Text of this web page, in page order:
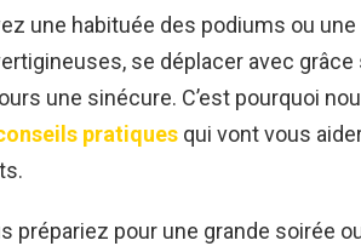
une habituée des podiums ou
se déplacer avec
une sinécure. C’est pourquoi
pratiques qui vont vous
prépariez pour une grande soirée